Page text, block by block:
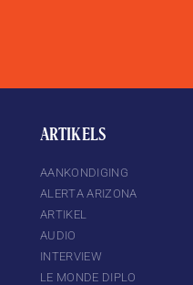
ARTIKELS
AANKONDIGING
ALERTA ARIZONA
ARTIKEL
AUDIO
INTERVIEW
LE MONDE DIPLO